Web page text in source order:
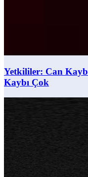
Yetkililer: Can
Kaybı Çok